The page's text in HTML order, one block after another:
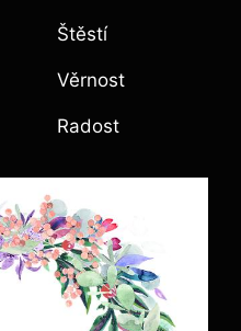
Štěstí
Věrnost
Radost